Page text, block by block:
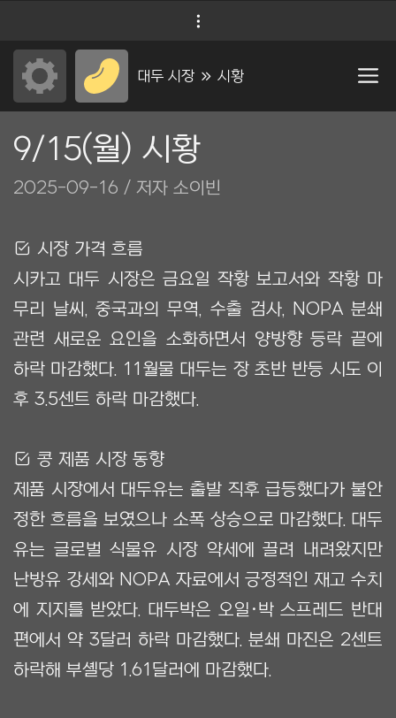
로
뛰
Menu
대두 시장 Ộ 시황 메
9/15(월) 시황
2025-09-16 / 저자 소이빈
Ẋ 시장 가격 흐름
시카고 대두 시장은 금요일 작황 보고서와 작황 마
무리 날씨, 중국과의 무역, 수출 검사, NOPA 분쇄
관련 새로운 요인을 소화하면서 양방향 등락 끝에
하락 마감했다. 11월물 대두는 장 초반 반등 시도 이
후 3.5센트 하락 마감했다.
Ẋ 콩 제품 시장 동향
제품 시장에서 대두유는 출발 직후 급등했다가 불안
정한 흐름을 보였으나 소폭 상승으로 마감했다. 대두
유는 글로벌 식물유 시장 약세에 끌려 내려왔지만
난방유 강세와 NOPA 자료에서 긍정적인 재고 수치
에 지지를 받았다. 대두박은 오일·박 스프레드 반대
편에서 약 3달러 하락 마감했다. 분쇄 마진은 2센트
하락해 부셸당 1.61달러에 마감했다.